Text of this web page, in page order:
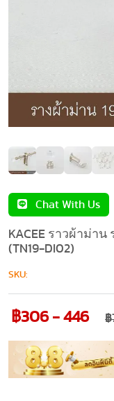
Chat With Us
KACEE ราวผ้าม่าน
(TN19-DI02)
SKU:
฿306 - 446 ฿